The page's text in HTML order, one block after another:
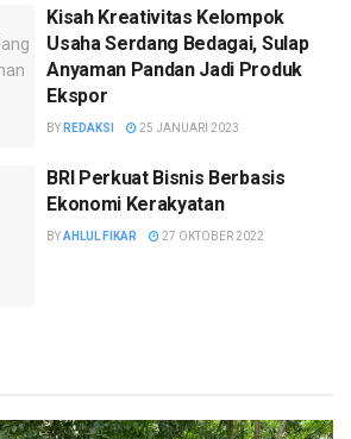
Kisah Kreativitas Kelompok
Usaha Serdang Bedagai, Sulap
Anyaman Pandan Jadi Produk
Ekspor
BY REDAKSI 25 JANUARI 2023
BRI Perkuat Bisnis Berbasis
Ekonomi Kerakyatan
BYAHLUL FIKAR 27 OKTOBER 2022